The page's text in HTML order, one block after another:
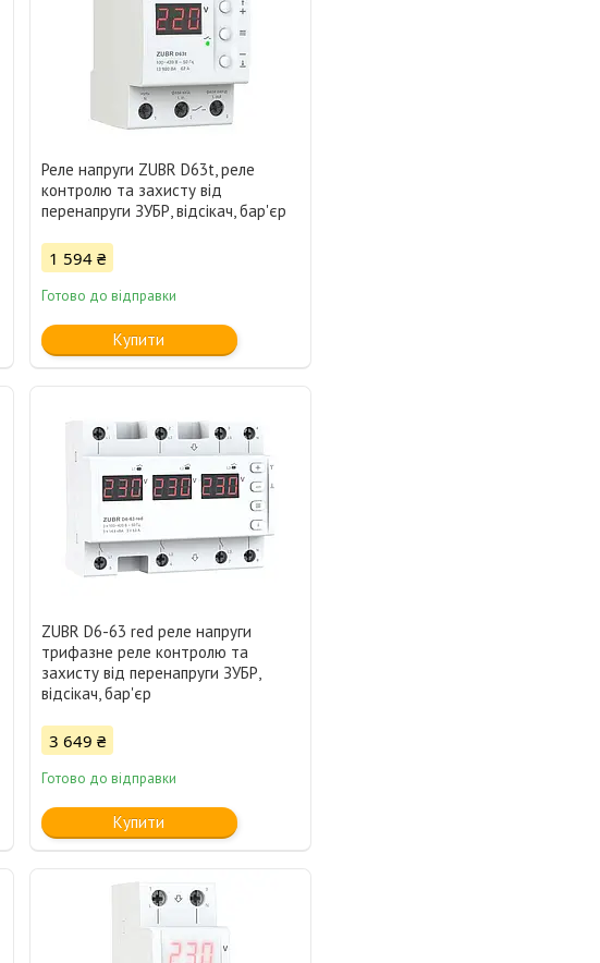
Реле напруги ZUBR D63t, реле
контролю та захисту від
перенапруги ЗУБР, відсікач, бар'єр
1 594 ₴
Готово до відправки
Купити
ZUBR D6-63 red реле напруги
трифазне реле контролю та
захисту від перенапруги ЗУБР,
відсікач, бар'єр
3 649 ₴
Готово до відправки
Купити